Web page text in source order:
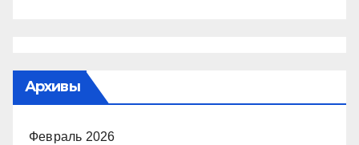
Архивы
Февраль 2026